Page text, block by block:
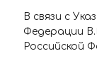
В связи с
Федерации
Российской
изменяется